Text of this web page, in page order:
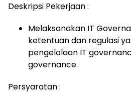
Deskripsi Pekerjaan :
Melaksanakan IT
ketentuan dan regulasi
pengelolaan IT
governance.
Persyaratan :